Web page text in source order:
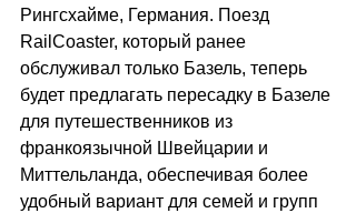
Рингсхайме, Германия. Поезд
RailCoaster, который ранее
обслуживал только Базель, теперь
будет предлагать пересадку в Базеле
для путешественников из
франкоязычной Швейцарии и
Миттельланда, обеспечивая более
удобный вариант для семей и групп